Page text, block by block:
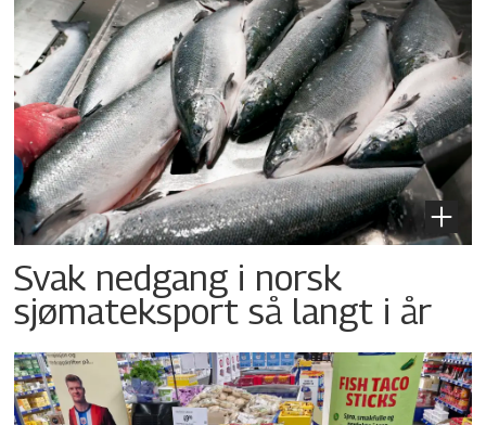
Svak nedgang i norsk
sjømateksport så langt i år